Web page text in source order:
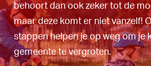
behoort dan ook zeker tot de
maar deze komt er niet vanzelf!
stappen helpen je op weg om je
gemeente te vergroten.